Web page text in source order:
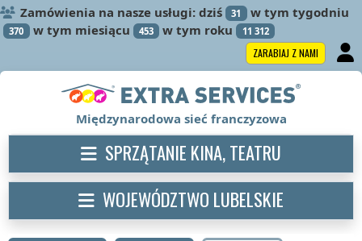
Zamówienia na nasze usługi: dziś 31 w tym tygodniu
370 w tym miesiącu 453 w tym roku 11 312
ZARABIAJ Z NAMI
Międzynarodowa sieć franczyzowa
SPRZĄTANIE KINA, TEATRU
WOJEWÓDZTWO LUBELSKIE